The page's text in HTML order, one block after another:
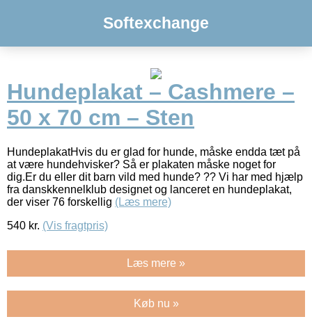
Softexchange
Hundeplakat – Cashmere –
50 x 70 cm – Sten
HundeplakatHvis du er glad for hunde, måske endda tæt på
at være hundehvisker? Så er plakaten måske noget for
dig.Er du eller dit barn vild med hunde? ?? Vi har med hjælp
fra danskkennelklub designet og lanceret en hundeplakat,
der viser 76 forskellig (Læs mere)
540 kr. (Vis fragtpris)
Læs mere »
Køb nu »